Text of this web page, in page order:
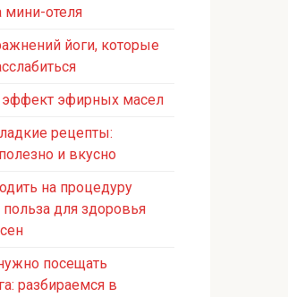
мини-отеля
йоги, которые
эфирных масел
рецепты:
и вкусно
на процедуру
польза для здоровья
посещать
разбираемся в